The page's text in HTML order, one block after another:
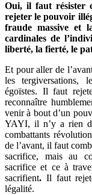
Oui, il faut résister
rejeter le pouvoir
fraude massive et
cardinales de
liberté, la fierté, le
Et pour aller de
les tergiversations,
égoïstes. Il faut
reconnaître
venir à bout d’un
YAYI, il n’y a rien
combattants
de l’avant, il faut
sacrifice, mais au
sacrifice et ce à
sacrifient. Il faut
légalité.